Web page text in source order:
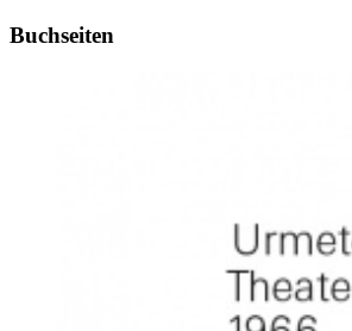
Buchseiten